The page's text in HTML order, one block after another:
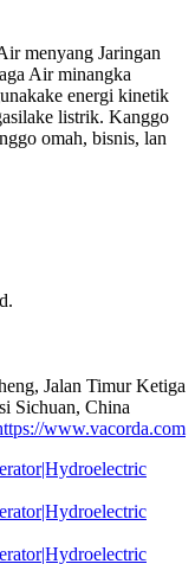
menyang Jaringan
Air minangka
energi kinetik
listrik. Kanggo
omah, bisnis, lan
Jalan Timur Ketiga
Sichuan, China
www.vacorda.com